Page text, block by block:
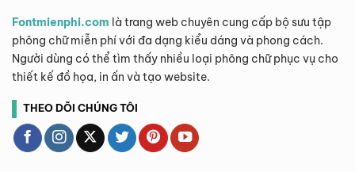
Fontmienphi.com là trang web chuyên cung cấp bộ sưu tập
phông chữ miễn phí với đa dạng kiểu dáng và phong cách.
Người dùng có thể tìm thấy nhiều loại phông chữ phục vụ cho
thiết kế đồ họa, in ấn và tạo website.
THEO DÕI CHÚNG TÔI